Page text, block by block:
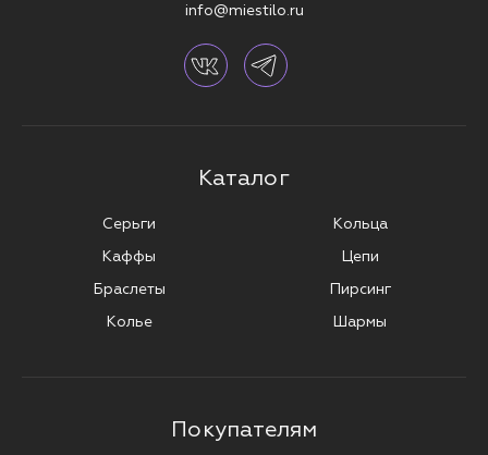
info@miestilo.ru
Каталог
Серьги
Каффы
Браслеты
Колье
Кольца
Цепи
Пирсинг
Шармы
Покупателям